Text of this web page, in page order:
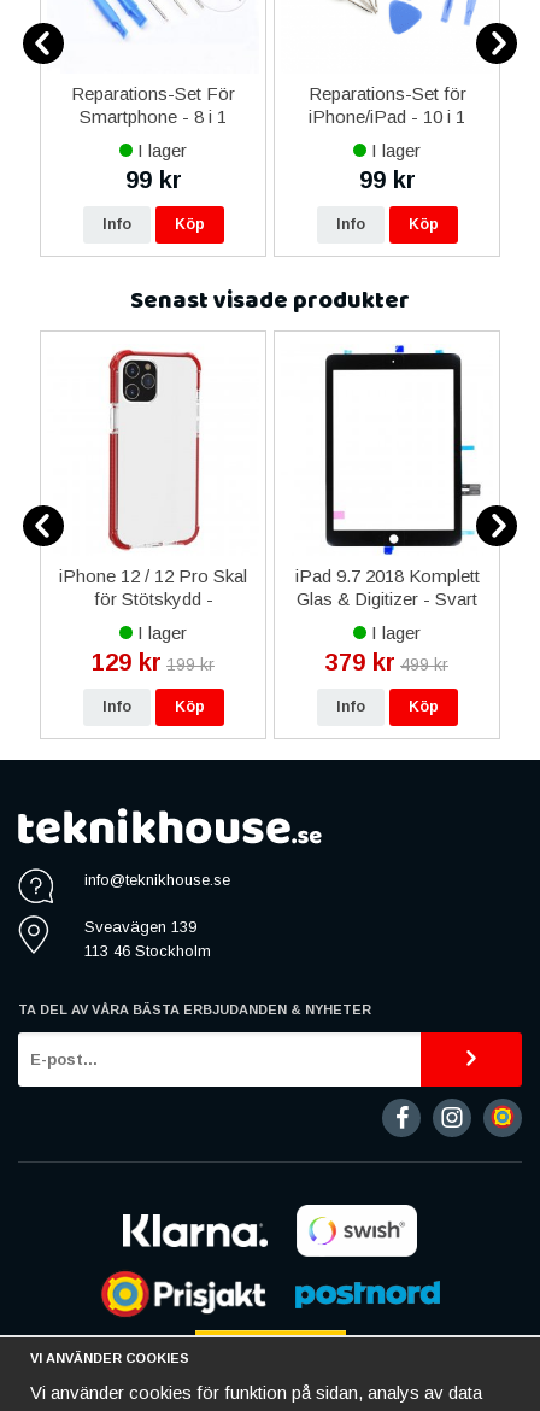
Reparations-Set För
Smartphone - 8 i 1
I lager
99 kr
Info Köp
Reparations-Set för
iPhone/iPad - 10 i 1
I lager
99 kr
Info Köp
Senast visade produkter
iPhone 12 / 12 Pro Skal
för Stötskydd -
Transparent Röd
I lager
129 kr 199 kr
Info Köp
iPad 9.7 2018 Komplett
Glas & Digitizer - Svart
I lager
379 kr 499 kr
Info Köp
info@teknikhouse.se
Sveavägen 139
113 46 Stockholm
TA DEL AV VÅRA BÄSTA ERBJUDANDEN & NYHETER
VI ANVÄNDER COOKIES
Vi använder cookies för funktion på sidan, analys av data